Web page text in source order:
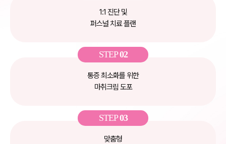
1:1 진단 및
퍼스널 치료 플랜
STEP02
통증 최소화를 위한
마취크림 도포
STEP03
맞춤형